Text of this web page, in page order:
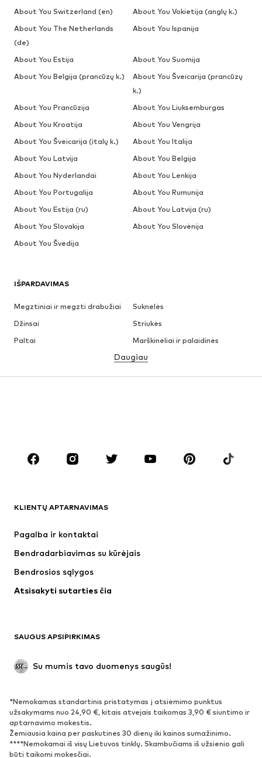
IŠPARDAVIMAS
Megztiniai ir megzti drabužiai
Suknelės
Džinsai
Striukės
Paltai
Marškinėliai ir palaidinės
Apatiniai
Sijonai
Palaidinės ir tunikos
Aksesuarai
Premium
Naujienos
Apatiniai
Paltai
Proginiai
Išskirtiniai
BATAI
Naujienos
Sportbačiai
Aulinukai
Daugiau
KLIENTŲ APTARNAVIMAS
Pagalba ir kontaktai
Bendradarbiavimas su kūrėjais
Bendrosios sąlygos
Atsisakyti sutarties čia
SAUGUS APSIPIRKIMAS
Su mumis tavo duomenys saugūs!
*Nemokamas standartinis pristatymas į atsiėmimo punktus
užsakymams nuo 24,90 €, kitais atvejais taikomas 3,90 € siuntimo ir
aptarnavimo mokestis.
Žemiausia kaina per paskutines 30 dienų iki kainos sumažinimo.
****Nemokamai iš visų Lietuvos tinklų. Skambučiams iš užsienio gali
būti taikomi mokesčiai.
About You Switzerland (en)
About You Vokietija (anglų k.)
About You The Netherlands
(de)
About You Ispanija
About You Estija
About You Suomija
About You Belgija (prancūzų k.)
About You Šveicarija (prancūzų
k.)
About You Prancūzija
About You Liuksemburgas
About You Kroatija
About You Vengrija
About You Šveicarija (italų k.)
About You Italija
About You Latvija
About You Belgija
About You Nyderlandai
About You Lenkija
About You Portugalija
About You Rumunija
About You Estija (ru)
About You Latvija (ru)
About You Slovakija
About You Slovėnija
About You Švedija